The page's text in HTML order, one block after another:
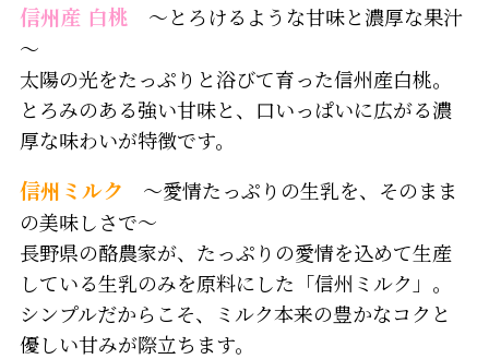
信州産 白桃 ～とろけるような甘味と濃厚な果汁
～
太陽の光をたっぷりと浴びて育った信州産白桃。
とろみのある強い甘味と、口いっぱいに広がる濃
厚な味わいが特徴です。
信州ミルク
～愛情たっぷりの生乳を、そのまま
の美味しさで～
長野県の酪農家が、たっぷりの愛情を込めて生産
している生乳のみを原料にした「信州ミルク」。
シンプルだからこそ、ミルク本来の豊かなコクと
優しい甘みが際立ちます。